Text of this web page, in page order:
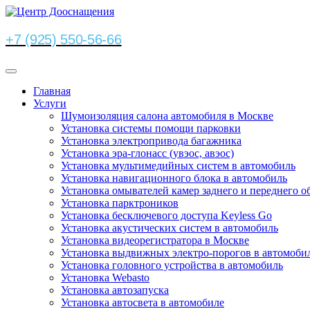
+7 (925) 550-56-66
Главная
Услуги
Шумоизоляция салона автомобиля в Москве
Установка системы помощи парковки
Установка электропривода багажника
Установка эра-глонасс (увэос, авэос)
Установка мультимедийных систем в автомобиль
Установка навигационного блока в автомобиль
Установка омывателей камер заднего и переднего
Установка парктроников
Установка бесключевого доступа Keyless Go
Установка акустических систем в автомобиль
Установка видеорегистратора в Москве
Установка выдвижных электро-порогов в
Установка головного устройства в автомобиль
Установка Webasto
Установка автозапуска
Установка автосвета в автомобиле